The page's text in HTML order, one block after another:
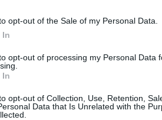
opt-out of the Sale of my Personal Data.
In
opt-out of processing my Personal Data
In
opt-out of Collection, Use, Retention,
Data that Is Unrelated with the